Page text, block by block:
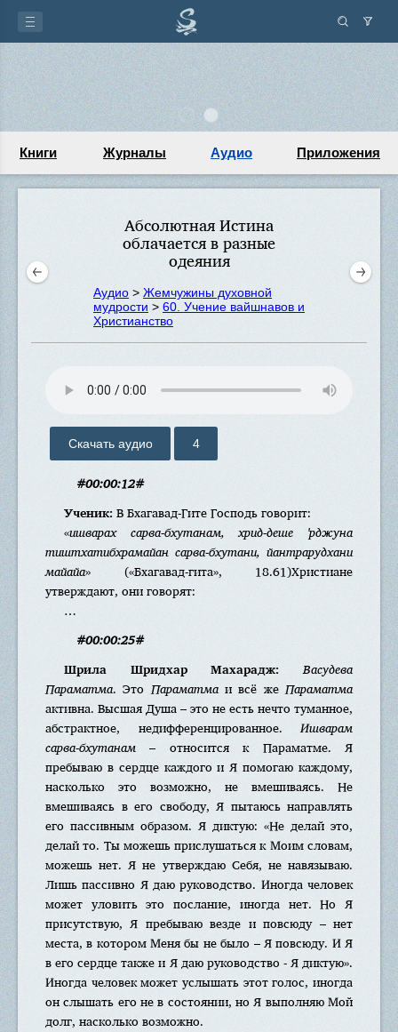
Книги Журналы Аудио Приложения
Абсолютная Истина
облачается в разные
одеяния
Аудио > Жемчужины духовной
мудрости > 60. Учение вайшнавов и
Христианство
Скачать аудио 4
#00:00:12#
Ученик:В Бхагавад-Гите Господь говорит:
«ишварах сарва-бхутанам, хрид-деше 'рджуна
тиштхатибхрамайан сарва-бхутани, йантрарудхани
майайа» («Бхагавад-гита», 18.61)Христиане
утверждают, они говорят:
…
#00:00:25#
Шрила Шридхар Махарадж:Васудева
Параматма. ЭтоПараматмаи всё жеПараматма
активна. Высшая Душа – это не есть нечто туманное,
абстрактное, недифференцированное.Ишварам
сарва-бхутанам – относится к Параматме. Я
пребываю в сердце каждого и Я помогаю каждому,
насколько это возможно, не вмешиваясь. Не
вмешиваясь в его свободу, Я пытаюсь направлять
его пассивным образом. Я диктую: «Не делай это,
делай то. Ты можешь прислушаться к Моим словам,
можешь нет. Я не утверждаю Себя, не навязываю.
Лишь пассивно Я даю руководство. Иногда человек
может уловить это послание, иногда нет. Но Я
присутствую, Я пребываю везде и повсюду – нет
места, в котором Меня бы не было – Я повсюду. И Я
в его сердце также и Я даю руководство - Я диктую».
Иногда человек может услышать этот голос, иногда
он слышать его не в состоянии, но Я выполняю Мой
долг, насколько возможно.